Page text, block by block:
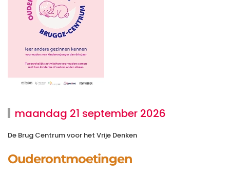
maandag 21 september 2026
De Brug Centrum voor het Vrije Denken
Ouderontmoetingen